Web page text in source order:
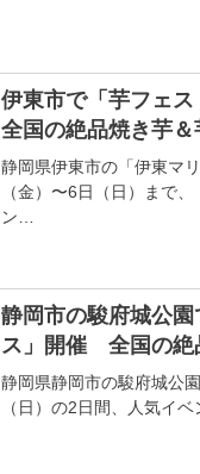
伊東市で「芋フェ
全国の絶品焼き芋
静岡県伊東市の「伊東マ
（金）〜6日（日）まで
ン…
静岡市の駿府城公
ス」開催 全国の絶
静岡県静岡市の駿府城公
（日）の2日間、人気イ